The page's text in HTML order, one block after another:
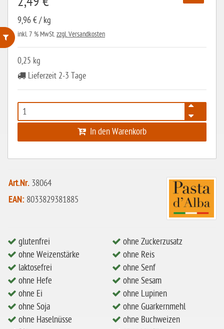
ohne Weizenstärke
laktosefrei
ohne Ei
vegan
ohne Erdnüsse
ohne Mandeln
ohne Milch
ohne Hafer
ohne Zuckerzusatz
ohne Reis
9,96 € / kg
inkl. 7 % MwSt.zzgl. Versandkosten
0,25 kg
Lieferzeit 2-3 Tage
In den Warenkorb
Art.Nr. 38064
EAN: 8033829381885
glutenfrei
ohne Weizenstärke
laktosefrei
ohne Hefe
ohne Ei
ohne Soja
ohne Haselnüsse
ohne Zuckerzusatz
ohne Reis
ohne Senf
ohne Sesam
ohne Lupinen
ohne Guarkernmehl
ohne Buchweizen